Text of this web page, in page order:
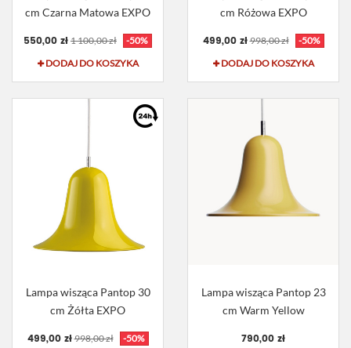
cm Czarna Matowa EXPO
550,00 zł 1 100,00 zł
-50%
DODAJ DO KOSZYKA
cm Różowa EXPO
499,00 zł 998,00 zł
-50%
DODAJ DO KOSZYKA
Lampa wisząca Pantop 30
cm Żółta EXPO
499,00 zł 998,00 zł
-50%
Lampa wisząca Pantop 23
cm Warm Yellow
790,00 zł